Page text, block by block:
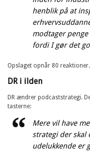
henblik på at
modtager
fordi I gør det
Opslaget opnår 80 reaktioner.
DR i ilden
DR ændrer podcaststrategi.
tasterne:
Mere vil have
strategi der skal
udelukkende er